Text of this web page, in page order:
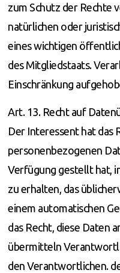
zum Schutz der Rechte
natürlichen oder
eines wichtigen
des Mitgliedstaats.
Einschränkung
Art. 13. Recht auf
Der Interessent hat das
personenbezogenen
Verfügung gestellt hat,
zu erhalten, das
einem automatischen
das Recht, diese Daten
übermitteln
den Verantwortlichen.